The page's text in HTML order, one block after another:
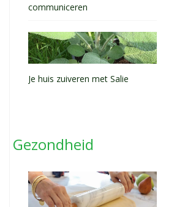
communiceren
Je huis zuiveren met Salie
Gezondheid